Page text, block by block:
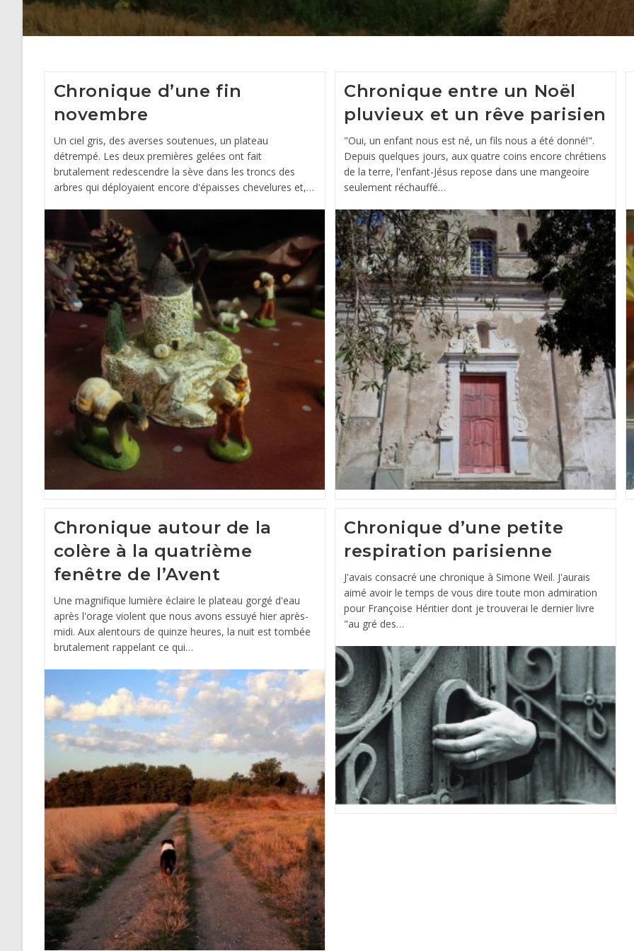
Chronique d’une fin
novembre
Un ciel gris, des averses soutenues, un plateau
détrempé. Les deux premières gelées ont fait
brutalement redescendre la sève dans les troncs des
arbres qui déployaient encore d'épaisses chevelures et,…
Chronique entre un Noël
pluvieux et un rêve parisien
"Oui, un enfant nous est né, un fils nous a été donné!".
Depuis quelques jours, aux quatre coins encore chrétiens
de la terre, l'enfant-Jésus repose dans une mangeoire
seulement réchauffé…
Chronique autour de la
colère à la quatrième
fenêtre de l’Avent
Une magnifique lumière éclaire le plateau gorgé d'eau
après l'orage violent que nous avons essuyé hier après-
midi. Aux alentours de quinze heures, la nuit est tombée
brutalement rappelant ce qui…
Chronique d’une petite
respiration parisienne
J'avais consacré une chronique à Simone Weil. J'aurais
aimé avoir le temps de vous dire toute mon admiration
pour Françoise Héritier dont je trouverai le dernier livre
"au gré des…